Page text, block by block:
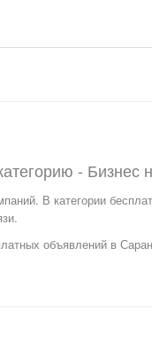
- Бизнес
В категории
объявлений в